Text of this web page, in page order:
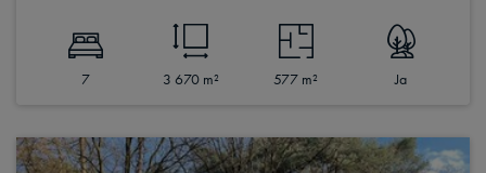
7 3 670 m² 577 m² Ja